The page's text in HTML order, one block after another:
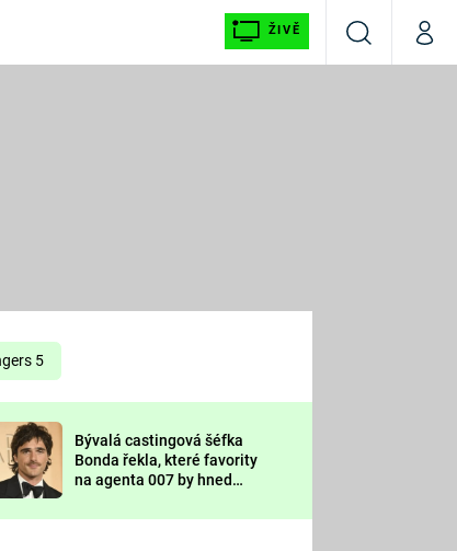
ŽIVĚ
VyhledáváníMůj
Prima LAJK
Sledujte nás
5
Bývalá castingová šéfka
Bonda řekla, které favority
na agenta 007 by hned